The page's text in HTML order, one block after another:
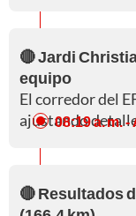
🔴 Jardi
equipo
El corredor del
ajustando08:19 a. m.-
🔴 Resultados